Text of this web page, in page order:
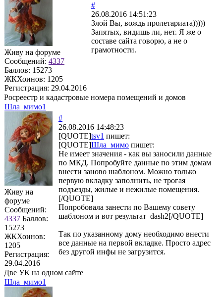
Живу на форуме
Сообщений: 4337
Баллов: 15273
ЖКХоинов: 1205
Регистрация: 29.04.2016
#
26.08.2016 14:51:23
Злой Вы, вождь пролетариата)))))
Запятых, видишь ли, нет. Я же о
составе сайта говорю, а не о
грамотности.
Росреестр и кадастровые номера помещений и домов
Шла_мимо1
Живу на
форуме
Сообщений:
4337 Баллов:
15273
ЖКХоинов:
1205
Регистрация:
29.04.2016
#
26.08.2016 14:48:23
[QUOTE]tsv1 пишет:
[QUOTE]Шла_мимо пишет:
Не имеет значения - как вы заносили данные
по МКД. Попробуйте данные по этим домам
внести заново шаблоном. Можно только
первую вкладку заполнить, не трогая
подъезды, жилые и нежилые помещения.
[/QUOTE]
Попробовала занести по Вашему совету
шаблоном и вот результат dash2[/QUOTE]
Так по указанному дому необходимо внести
все данные на первой вкладке. Просто адрес
без другой инфы не загрузится.
Две УК на одном сайте
Шла_мимо1